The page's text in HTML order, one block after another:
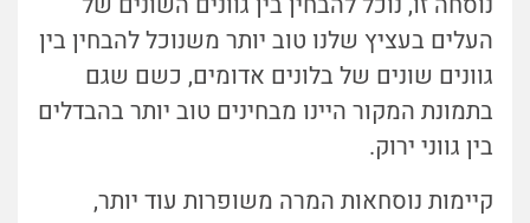
העלים בעציץ שלנו טוב יותר משנוכל להבחין בין
גוונים שונים של בלונים אדומים, כשם שגם
בתמונת המקור היינו מבחינים טוב יותר בהבדלים
בין גווני ירוק.
קיימות נוסחאות המרה משופרות עוד יותר,